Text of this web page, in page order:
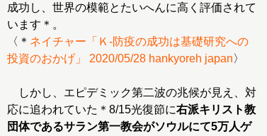
成功し、世界の模範とたいへんに高く評価されて
います＊。
〈＊ ネイチャー「Ｋ-防疫の成功は基礎研究への
投資のおかげ」 2020/05/28 hankyoreh japan〉
しかし、エピデミック第二波の兆候が見え、対
応に追われていた＊8/15光復節に右派キリスト教
団体であるサラン第一教会がソウルにて5万人ゲ